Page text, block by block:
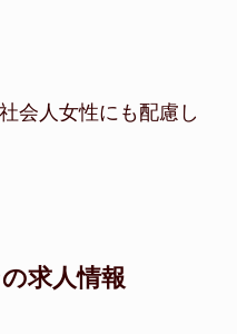
会人女性にも配慮し
求人情報